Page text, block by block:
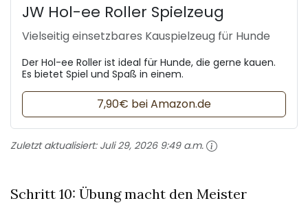
JW Hol-ee Roller Spielzeug
Vielseitig einsetzbares Kauspielzeug für Hunde
Der Hol-ee Roller ist ideal für Hunde, die gerne kauen.
Es bietet Spiel und Spaß in einem.
7,90€ bei Amazon.de
Zuletzt aktualisiert: Juli 29, 2026 9:49 a.m.
Schritt 10: Übung macht den Meister